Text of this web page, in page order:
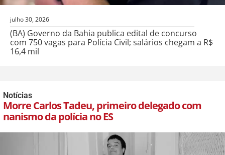
julho 30, 2026
(BA) Governo da Bahia publica edital de concurso
com 750 vagas para Polícia Civil; salários chegam a R$
16,4 mil
Notícias
Morre Carlos Tadeu, primeiro delegado com
nanismo da polícia no ES